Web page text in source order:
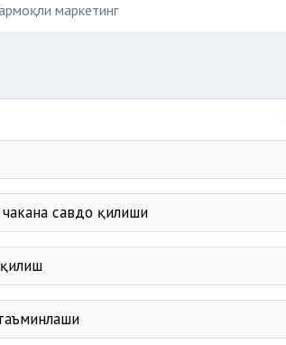
маркетинг
савдо қилиши